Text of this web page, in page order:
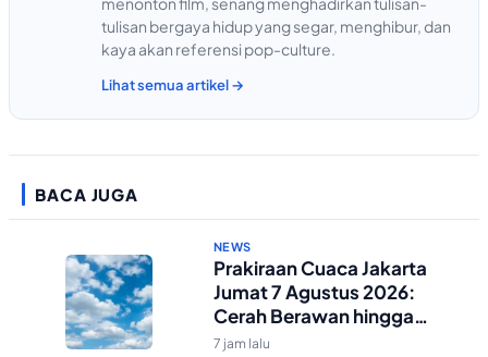
tulisan bergaya hidup yang segar, menghibur, dan
kaya akan referensi pop-culture.
Lihat semua artikel →
BACA JUGA
NEWS
Prakiraan Cuaca Jakarta
Jumat 7 Agustus 2026:
Cerah Berawan hingga
Malam
7 jam lalu